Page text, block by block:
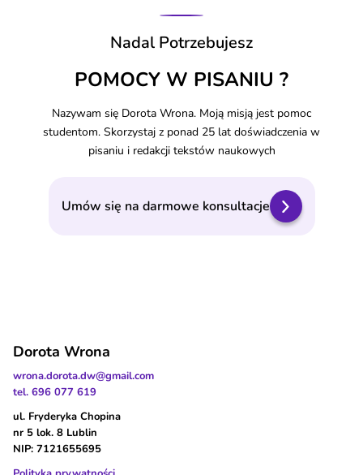
Nadal Potrzebujesz
POMOCY W PISANIU ?
Nazywam się Dorota Wrona. Moją misją jest pomoc
studentom. Skorzystaj z ponad 25 lat doświadczenia w
pisaniu i redakcji tekstów naukowych
Umów się na darmowe konsultacje
Dorota Wrona
wrona.dorota.dw@gmail.com
tel. 696 077 619
ul. Fryderyka Chopina
nr 5 lok. 8 Lublin
NIP: 7121655695